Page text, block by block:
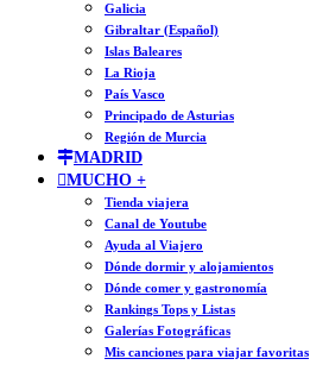
Galicia
Gibraltar (Español)
Islas Baleares
La Rioja
País Vasco
Principado de Asturias
Región de Murcia
MADRID
MUCHO +
Tienda viajera
Canal de Youtube
Ayuda al Viajero
Dónde dormir y alojamientos
Dónde comer y gastronomía
Rankings Tops y Listas
Galerías Fotográficas
Mis canciones para viajar favoritas